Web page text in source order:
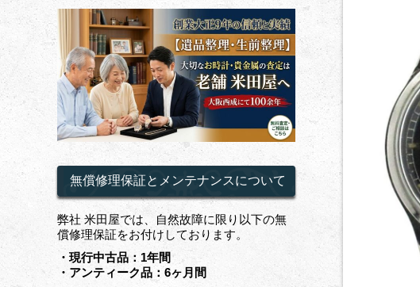
無償修理保証とメンテナンスについて
弊社 米田屋では、自然故障に限り以下の無
償修理保証をお付けしております。
・現行中古品：1年間
・アンティーク品：6ヶ月間